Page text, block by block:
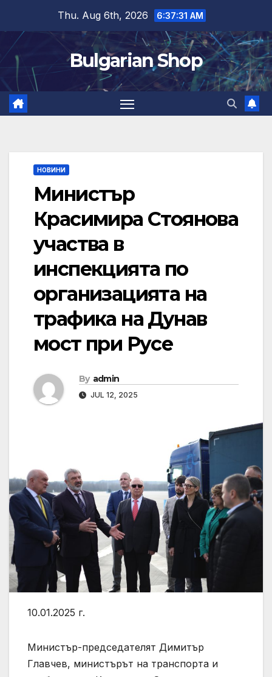
content
Thu. Aug 6th, 2026 6:37:32 AM
Bulgarian Shop
НОВИНИ
Министър
Красимира Стоянова
участва в
инспекцията по
организацията на
трафика на Дунав
мост при Русе
By admin
JUL 12, 2025
10.01.2025 г.
Mинистър-председателят Димитър
Главчев, министърът на транспорта и